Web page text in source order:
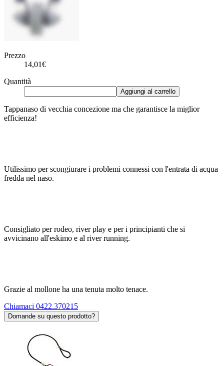
Prezzo
14,01€
Quantità
Aggiungi al carrello
Tappanaso di vecchia concezione ma che garantisce la miglior
efficienza!
Utilissimo per scongiurare i problemi connessi con l'entrata di acqua
fredda nel naso.
Consigliato per rodeo, river play e per i principianti che si
avvicinano all'eskimo e al river running.
Grazie al mollone ha una tenuta molto tenace.
Chiamaci 0422.370215
Domande su questo prodotto?